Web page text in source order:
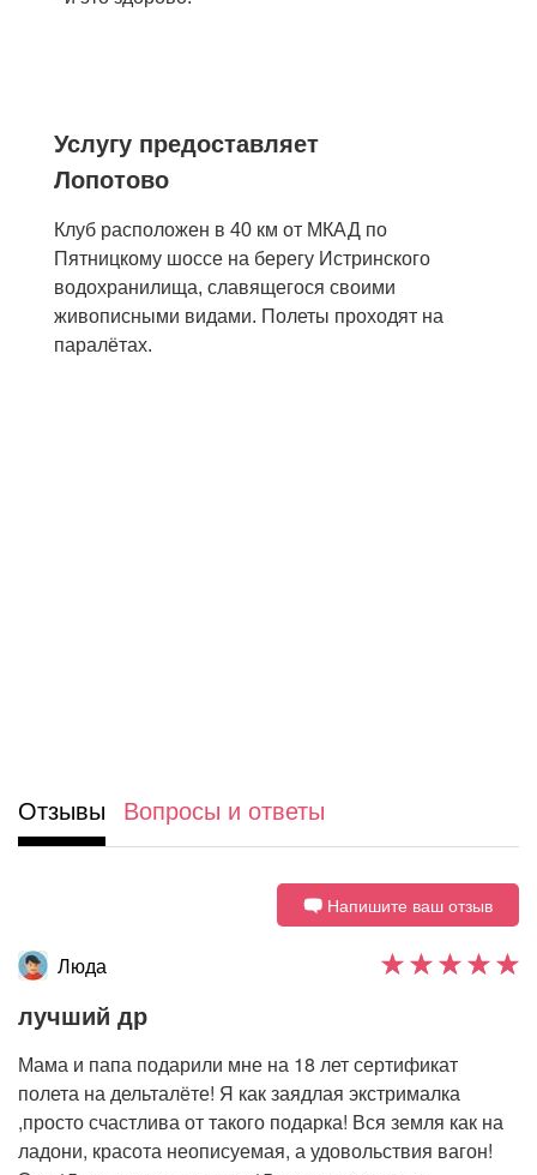
Услугу предоставляет
Лопотово
Клуб расположен в 40 км от МКАД по
Пятницкому шоссе на берегу Истринского
водохранилища, славящегося своими
живописными видами. Полеты проходят на
паралётах.
Отзывы Вопросы и ответы
Напишите ваш отзыв
Люда
лучший др
Мама и папа подарили мне на 18 лет сертификат
полета на дельталёте! Я как заядлая экстрималка
,просто счастлива от такого подарка! Вся земля как на
ладони, красота неописуемая, а удовольствия вагон!